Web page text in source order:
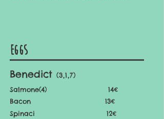
EGGS
Benedict (3,1,7)
Salmone(4) 14€
Bacon 13€
Spinaci 12€